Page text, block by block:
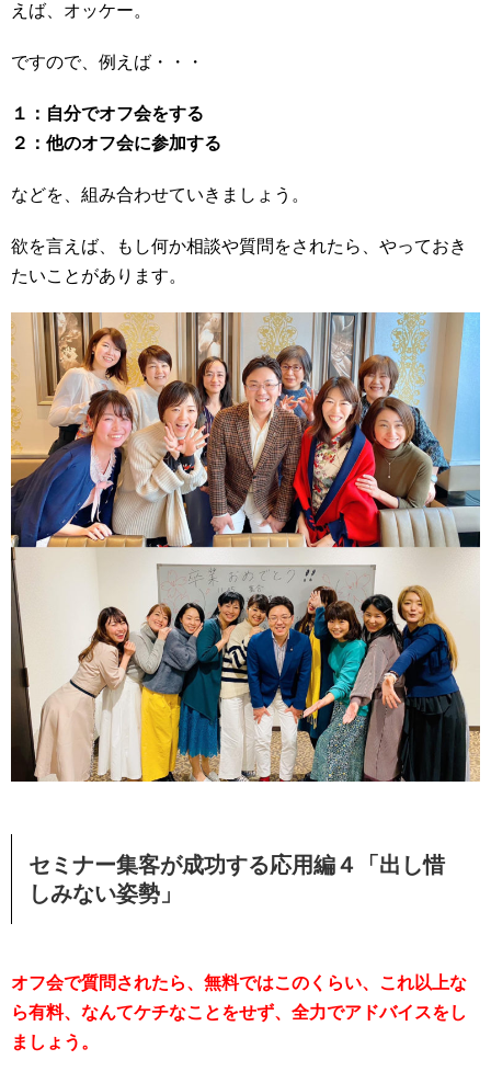
えば、オッケー。
ですので、例えば・・・
１：自分でオフ会をする
２：他のオフ会に参加する
などを、組み合わせていきましょう。
欲を言えば、もし何か相談や質問をされたら、やっておき
たいことがあります。
セミナー集客が成功する応用編４「出し惜
しみない姿勢」
オフ会で質問されたら、無料ではこのくらい、これ以上な
ら有料、なんてケチなことをせず、全力でアドバイスをし
ましょう。